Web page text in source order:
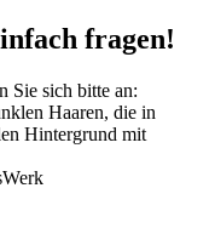
fragen!
Sie sich bitte an: